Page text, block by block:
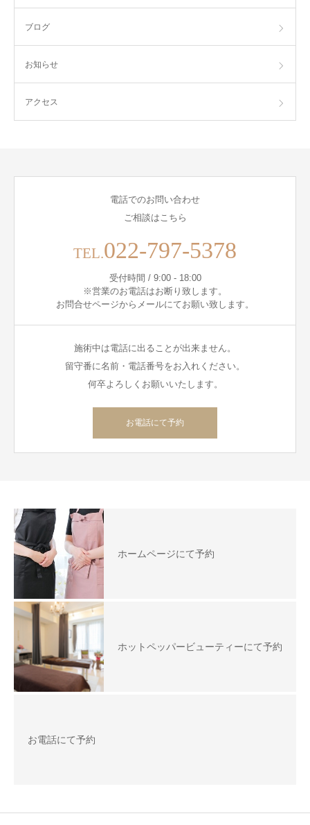
ブログ
お知らせ
アクセス
電話でのお問い合わせ
ご相談はこちら
TEL.022-797-5378
受付時間 / 9:00 - 18:00
※営業のお電話はお断り致します。
お問合せページからメールにてお願い致します。
施術中は電話に出ることが出来ません。
留守番に名前・電話番号をお入れください。
何卒よろしくお願いいたします。
お電話にて予約
ホームページにて予約
ホットペッパービューティーにて予約
お電話にて予約